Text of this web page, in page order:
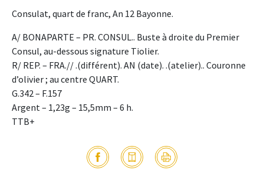
Consulat, quart de franc, An 12 Bayonne.
A/ BONAPARTE – PR. CONSUL.. Buste à droite du Premier
Consul, au-dessous signature Tiolier.
R/ REP. – FRA.// .(différent). AN (date). .(atelier).. Couronne
d’olivier ; au centre QUART.
G.342 – F.157
Argent – 1,23g – 15,5mm – 6 h.
TTB+